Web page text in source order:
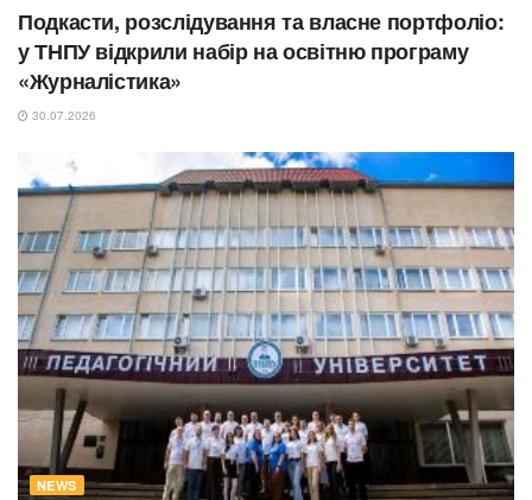
Подкасти, розслідування та власне портфоліо:
у ТНПУ відкрили набір на освітню програму
«Журналістика»
30.07.2026
NEWS